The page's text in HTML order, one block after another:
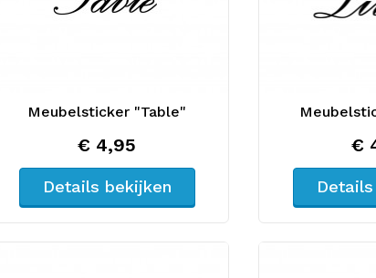
Meubelsticker "Table"
€ 4,95
Details bekijken
€